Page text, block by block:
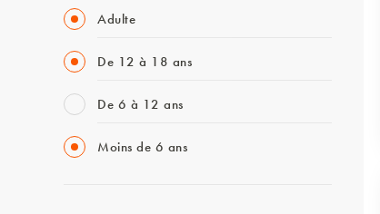
Adulte
De 12 à 18 ans
De 6 à 12 ans
Moins de 6 ans